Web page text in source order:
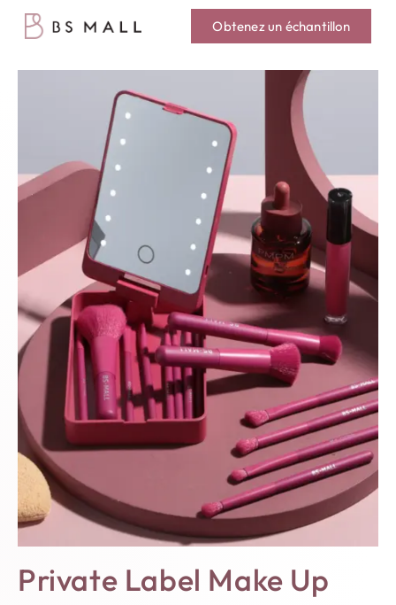
Obtenez un échantillon
Private Label Make Up